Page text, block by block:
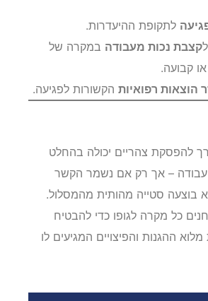
עבודה מאפשרת לעובד:
לתקופת ההיעדרות.
קצבת נכות מעבודה
קבועה.
להפסקת צהריים יכולה בהחלט
– אך רק אם נשמר הקשר
בוצעה סטייה מהותית מהמסלול.
כל מקרה לגופו כדי להבטיח
ההגנות והפיצויים המגיעים לו